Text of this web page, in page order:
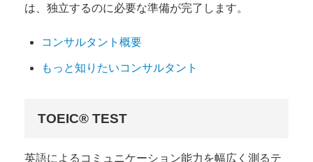
は、独立するのに必要な準備が完了します。
コンサルタント概要
もっと知りたいコンサルタント
TOEIC® TEST
英語によるコミュニケーション能力を幅広く測るテ